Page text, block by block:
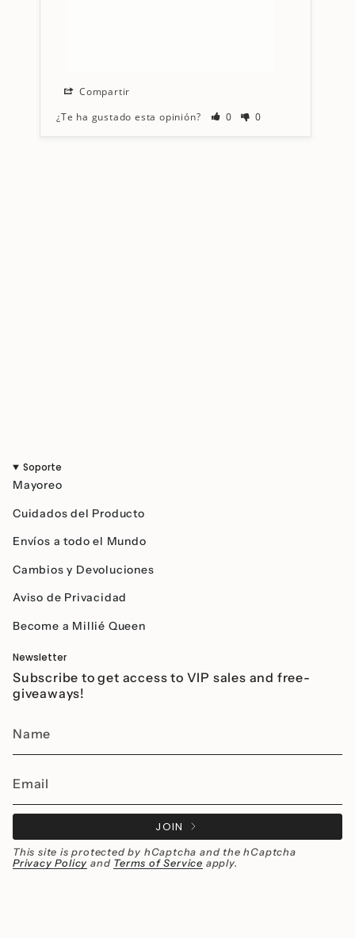
Compartir
¿Te ha gustado esta opinión?
0 0
Soporte
Mayoreo
Cuidados del Producto
Envíos a todo el Mundo
Cambios y Devoluciones
Aviso de Privacidad
Become a Millié Queen
Newsletter
Subscribe to get access to VIP sales and free-
giveaways!
JOIN
This site is protected by hCaptcha and the hCaptcha
Privacy Policy and Terms of Service apply.